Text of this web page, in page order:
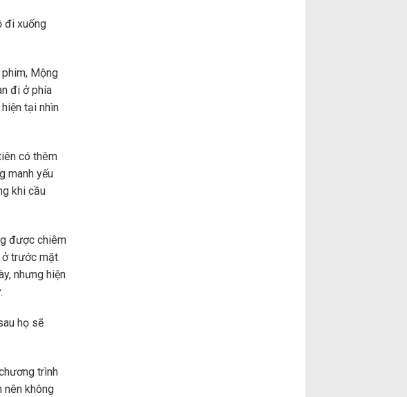
đi xuống
Mộng
đi ở phía
tại nhìn
có thêm
manh yếu
khi cầu
được chiêm
ở trước mặt
nhưng hiện
họ sẽ
trình
nên không